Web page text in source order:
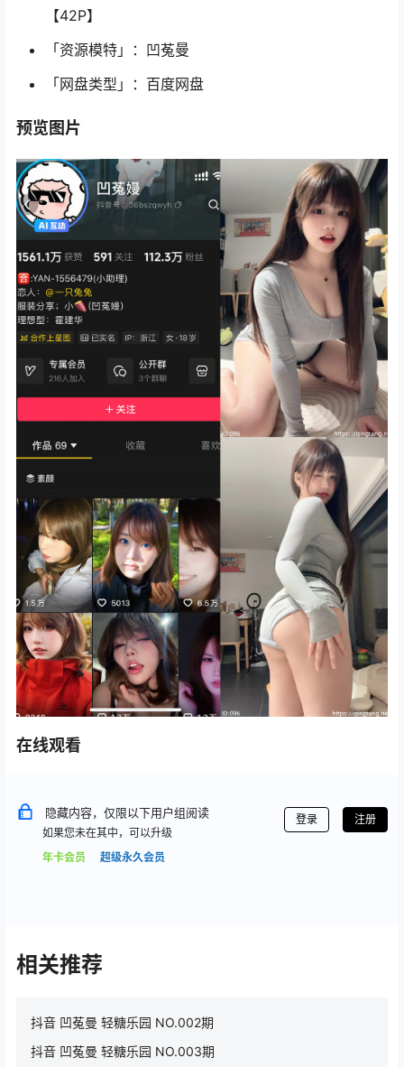
【42P】
「资源模特」：凹菟曼
「网盘类型」：百度网盘
预览图片
在线观看
隐藏内容，仅限以下用户组阅读
如果您未在其中，可以升级
年卡会员
超级永久会员
登录 注册
相关推荐
抖音 凹菟曼 轻糖乐园 NO.002期
抖音 凹菟曼 轻糖乐园 NO.003期